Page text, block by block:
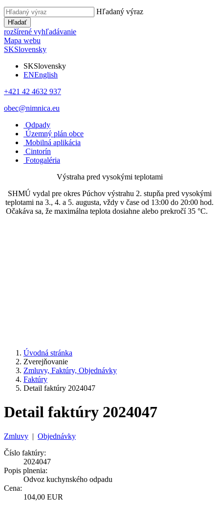
Hľadaný výraz
Hľadať
rozšírené vyhľadávanie
Mapa webu
SKSlovensky
SKSlovensky
ENEnglish
+421 42 4632 937
obec@nimnica.eu
Odpady
Územný plán obce
Mobilná aplikácia
Cintorín
Fotogaléria
Výstraha pred vysokými teplotami
SHMÚ vydal pre okres Púchov výstrahu 2. stupňa pred vysokými
teplotami na 3., 4. a 5. augusta, vždy v čase od 13:00 do 20:00 hod.
Očakáva sa, že maximálna teplota dosiahne alebo prekročí 35 °C.
Úvodná stránka
Zverejňovanie
Zmluvy, Faktúry, Objednávky
Faktúry
Detail faktúry 2024047
Detail faktúry 2024047
Zmluvy | Objednávky
Číslo faktúry:
2024047
Popis plnenia:
Odvoz kuchynského odpadu
Cena:
104,00 EUR